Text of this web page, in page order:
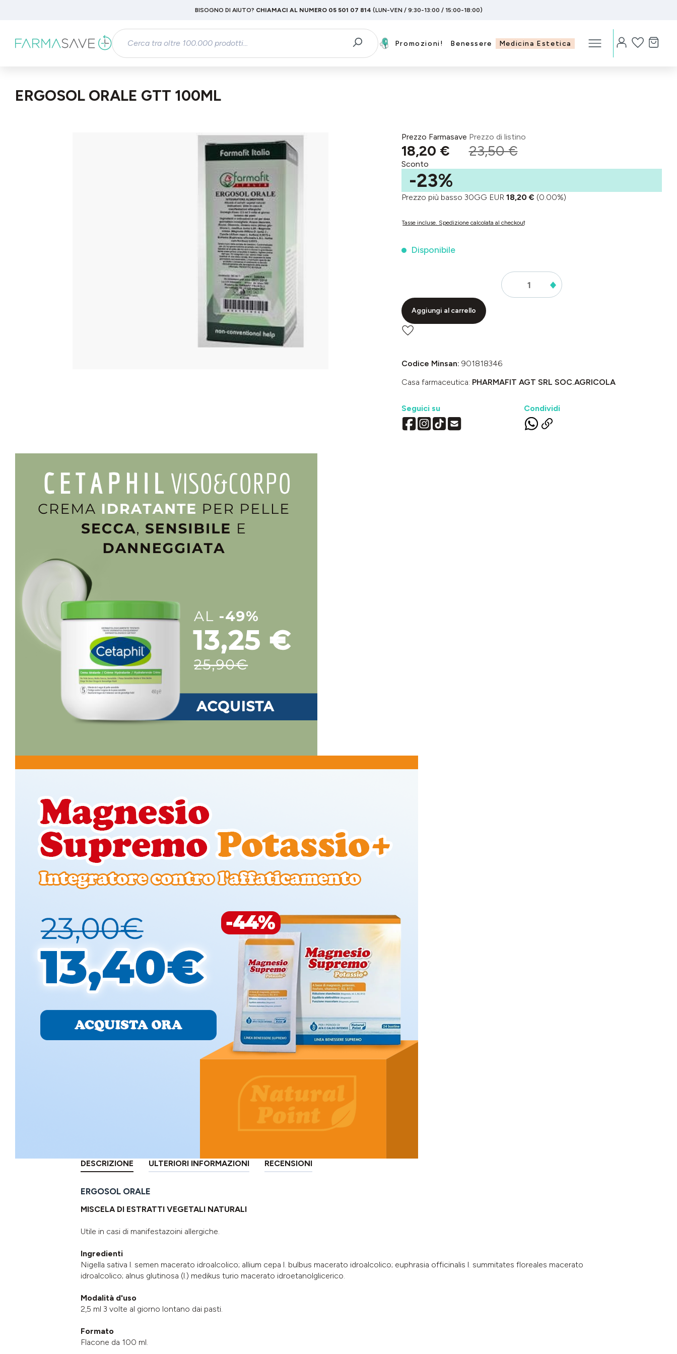
Passa alla navigazione principale
BISOGNO DI AIUTO? CHIAMACI AL NUMERO 05 501 07 814 (LUN-VEN / 9:30-13:00 / 15:00-18:00)
Promozioni! Benessere Medicina Estetica
ERGOSOL ORALE GTT 100ML
Prezzo Farmasave
18,20 €
Prezzo di listino
23,50 €
Sconto
-23%
Prezzo più basso 30GG EUR 18,20 € (0.00%)
Tasse incluse. Spedizione calcolata al checkout
Disponibile
Aggiungi al carrello
Codice Minsan: 901818346
Casa farmaceutica: PHARMAFIT AGT SRL SOC.AGRICOLA
Seguici su Condividi
DESCRIZIONE ULTERIORI INFORMAZIONI RECENSIONI
ERGOSOL ORALE
MISCELA DI ESTRATTI VEGETALI NATURALI
Utile in casi di manifestazoini allergiche.
Ingredienti
Nigella sativa l. semen macerato idroalcolico; allium cepa l. bulbus macerato idroalcolico; euphrasia officinalis l. summitates floreales macerato
idroalcolico; alnus glutinosa (l.) medikus turio macerato idroetanolglicerico.
Modalità d'uso
2,5 ml 3 volte al giorno lontano dai pasti.
Formato
Flacone da 100 ml.